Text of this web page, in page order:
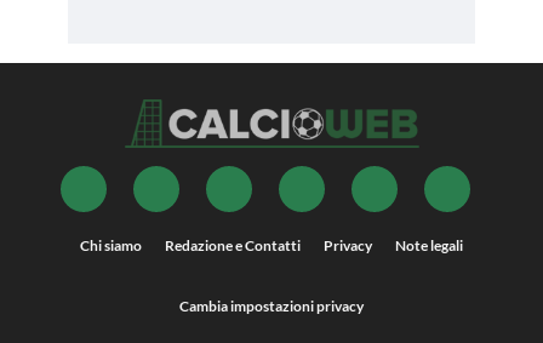
Chi siamo Redazione e Contatti Privacy Note legali
Cambia impostazioni privacy